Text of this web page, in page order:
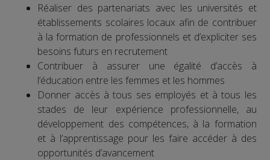
Réaliser des partenariats avec les universités et
établissements scolaires locaux afin de contribuer
à la formation de professionnels et d’expliciter ses
besoins futurs en recrutement
Contribuer à assurer une égalité d’accès à
l’éducation entre les femmes et les hommes
Donner accès à tous ses employés et à tous les
stades de leur expérience professionnelle, au
développement des compétences, à la formation
et à l’apprentissage pour les faire accéder à des
opportunités d’avancement